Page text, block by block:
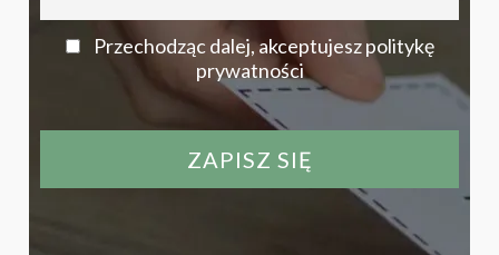
Przechodząc dalej, akceptujesz politykę
prywatności